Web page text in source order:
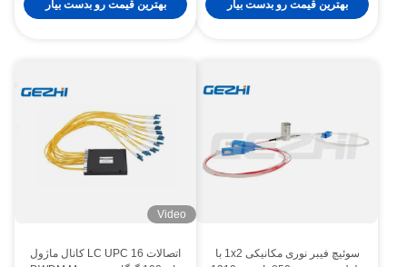
بهترین قیمت رو بدست بیار بهترین قیمت رو بدست بیار
سوئیچ فیبر نوری مکانیکی 1x2 با
Video
اتصالات LC UPC 16 کانال ماژول